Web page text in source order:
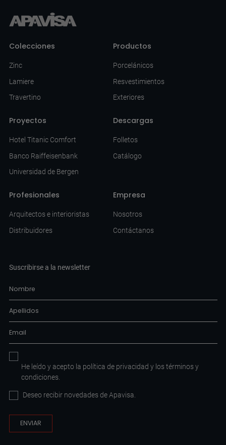
Colecciones
Zinc
Lamiere
Travertino
Productos
Porcelánicos
Resvestimientos
Exteriores
Proyectos
Hotel Titanic Comfort
Banco Raiffeisenbank
Universidad de Bergen
Descargas
Folletos
Catálogo
Profesionales
Arquitectos e interioristas
Distribuidores
Empresa
Nosotros
Contáctanos
Suscribirse a la newsletter
He leído y acepto la política de privacidad y lostérminos y
condiciones
Deseo recibir novedades de Apavisa.